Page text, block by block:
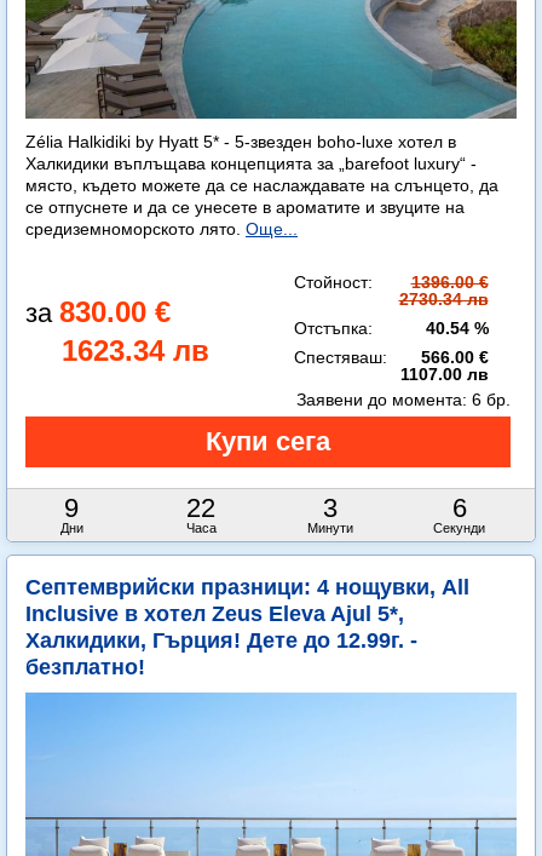
Zélia Halkidiki by Hyatt 5* - 5-звезден boho-luxe хотел в
Халкидики въплъщава концепцията за „barefoot luxury“ -
място, където можете да се наслаждавате на слънцето, да
се отпуснете и да се унесете в ароматите и звуците на
средиземноморското лято. Още...
830.00 €
1623.34 лв
Стойност:
1396.00 €
2730.34 лв
Отстъпка:
40.54 %
Спестяваш:
566.00 €
1107.00 лв
9
Дни
22
Часа
3
Минути
4
Секунди
Заявени до момента: 6 бр.
Септемврийски празници: 4 нощувки, All
Inclusive в хотел Zeus Eleva Ajul 5*,
Халкидики, Гърция! Дете до 12.99г. -
безплатно!